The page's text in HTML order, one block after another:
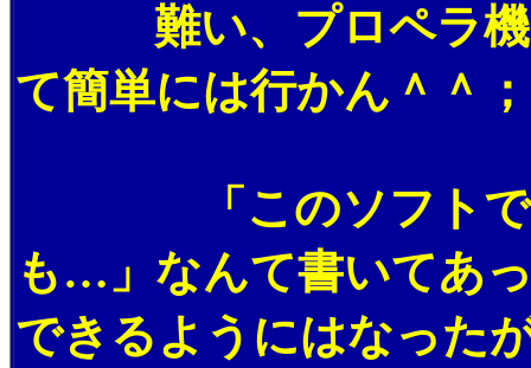
難い、プロペラ機に
て簡単には行かん＾＾
「このソフトで飛
も…」なんて書いてあ
できるようにはなった